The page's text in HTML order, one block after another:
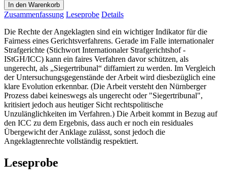
In den Warenkorb
Zusammenfassung Leseprobe Details
Die Rechte der Angeklagten sind ein wichtiger Indikator für die
Fairness eines Gerichtsverfahrens. Gerade im Falle internationaler
Strafgerichte (Stichwort Internationaler Strafgerichtshof -
IStGH/ICC) kann ein faires Verfahren davor schützen, als
ungerecht, als „Siegertribunal“ diffamiert zu werden. Im Vergleich
der Untersuchungsgegenstände der Arbeit wird diesbezüglich eine
klare Evolution erkennbar. (Die Arbeit versteht den Nürnberger
Prozess dabei keineswegs als ungerecht oder "Siegertribunal",
kritisiert jedoch aus heutiger Sicht rechtspolitische
Unzulänglichkeiten im Verfahren.) Die Arbeit kommt in Bezug auf
den ICC zu dem Ergebnis, dass auch er noch ein residuales
Übergewicht der Anklage zulässt, sonst jedoch die
Angeklagtenrechte vollständig respektiert.
Leseprobe